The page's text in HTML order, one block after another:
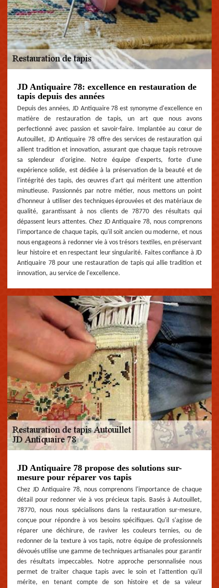
JD Antiquaire 78: excellence en restauration de
tapis depuis des années
Depuis des années, JD Antiquaire 78 est synonyme d'excellence en
matière de restauration de tapis, un art que nous avons
perfectionné avec passion et savoir-faire. Implantée au cœur de
Autouillet, JD Antiquaire 78 offre des services de restauration qui
allient tradition et innovation, assurant que chaque tapis retrouve
sa splendeur d'origine. Notre équipe d'experts, forte d'une
expérience solide, est dédiée à la préservation de la beauté et de
l'intégrité des tapis, des œuvres d'art qui méritent une attention
minutieuse. Passionnés par notre métier, nous mettons un point
d'honneur à utiliser des techniques éprouvées et des matériaux de
qualité, garantissant à nos clients de 78770 des résultats qui
dépassent leurs attentes. Chez JD Antiquaire 78, nous comprenons
l'importance de chaque tapis, qu'il soit ancien ou moderne, et nous
nous engageons à redonner vie à vos trésors textiles, en préservant
leur histoire et en respectant leur singularité. Faites confiance à JD
Antiquaire 78 pour une restauration de tapis qui allie tradition et
innovation, au service de l'excellence.
JD Antiquaire 78 propose des solutions sur-
mesure pour réparer vos tapis
Chez JD Antiquaire 78, nous comprenons l'importance de chaque
détail pour redonner vie à vos précieux tapis. Basés à Autouillet,
78770, nous nous spécialisons dans la restauration sur-mesure,
conçue pour répondre à vos besoins spécifiques. Qu'il s'agisse de
réparer une déchirure, de raviver les couleurs ternies, ou de
redonner de la texture à vos tapis, notre équipe de professionnels
dévoués utilise une gamme de techniques artisanales pour garantir
des résultats impeccables. Notre approche personnalisée nous
permet de traiter chaque tapis avec le soin et l'attention qu'il
mérite, en tenant compte de son histoire et de sa valeur